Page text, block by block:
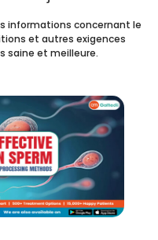
informations concernant le
et autres exigences
saine et meilleure.